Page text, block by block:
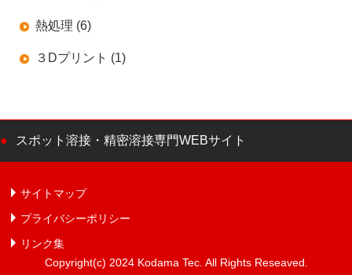
熱処理 (6)
３Dプリント (1)
スポット溶接・精密溶接専門WEBサイト
サイトマップ
プライバシーポリシー
リンク集
Copyright(c) 2024 Kodama Tec. All Rights Reseaved.